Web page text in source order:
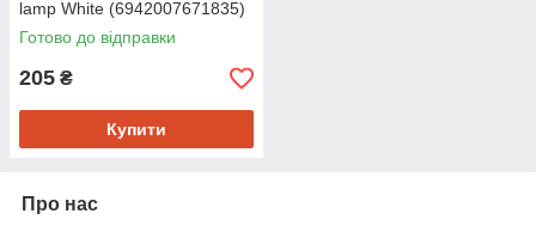
lamp White (6942007671835)
Готово до відправки
205 ₴
Купити
Про нас